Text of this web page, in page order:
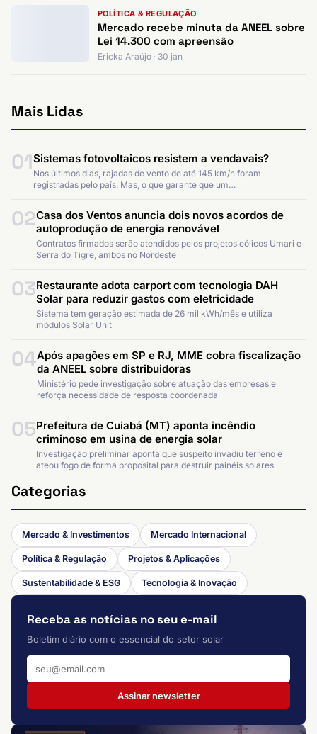
POLÍTICA & REGULAÇÃO
Mercado recebe minuta da ANEEL sobre
Lei 14.300 com apreensão
Ericka Araújo · 30 jan
Mais Lidas
01Sistemas fotovoltaicos resistem a vendavais?
Nos últimos dias, rajadas de vento de até 145 km/h foram
registradas pelo país. Mas, o que garante que um…
02Casa dos Ventos anuncia dois novos acordos de
autoprodução de energia renovável
Contratos firmados serão atendidos pelos projetos eólicos Umari e
Serra do Tigre, ambos no Nordeste
03Restaurante adota carport com tecnologia DAH
Solar para reduzir gastos com eletricidade
Sistema tem geração estimada de 26 mil kWh/mês e utiliza
módulos Solar Unit
04Após apagões em SP e RJ, MME cobra fiscalização
da ANEEL sobre distribuidoras
Ministério pede investigação sobre atuação das empresas e
reforça necessidade de resposta coordenada
05Prefeitura de Cuiabá (MT) aponta incêndio
criminoso em usina de energia solar
Investigação preliminar aponta que suspeito invadiu terreno e
ateou fogo de forma proposital para destruir painéis solares
Categorias
Mercado & Investimentos Mercado Internacional
Política & Regulação Projetos & Aplicações
Sustentabilidade & ESG Tecnologia & Inovação
Receba as notícias no seu e-mail
Boletim diário com o essencial do setor solar
Assinar newsletter